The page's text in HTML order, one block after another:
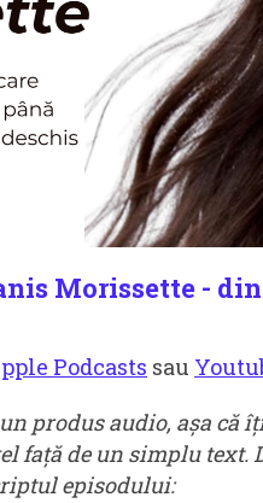
Morissette -
Podcasts sau
produs audio, așa că
față de un simplu text.
episodului: